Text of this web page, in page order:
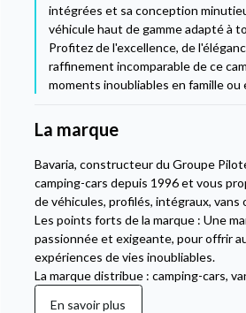
intégrées et sa conception
véhicule haut de gamme adapté à
Profitez de l'excellence, de
raffinement incomparable de ce
moments inoubliables en famille ou
La marque
Bavaria, constructeur du Groupe
camping-cars depuis 1996 et vous
de véhicules, profilés, intégraux, vans
Les points forts de la marque : Une
passionnée et exigeante, pour offrir
expériences de vies inoubliables.
La marque distribue : camping-cars,
En savoir plus